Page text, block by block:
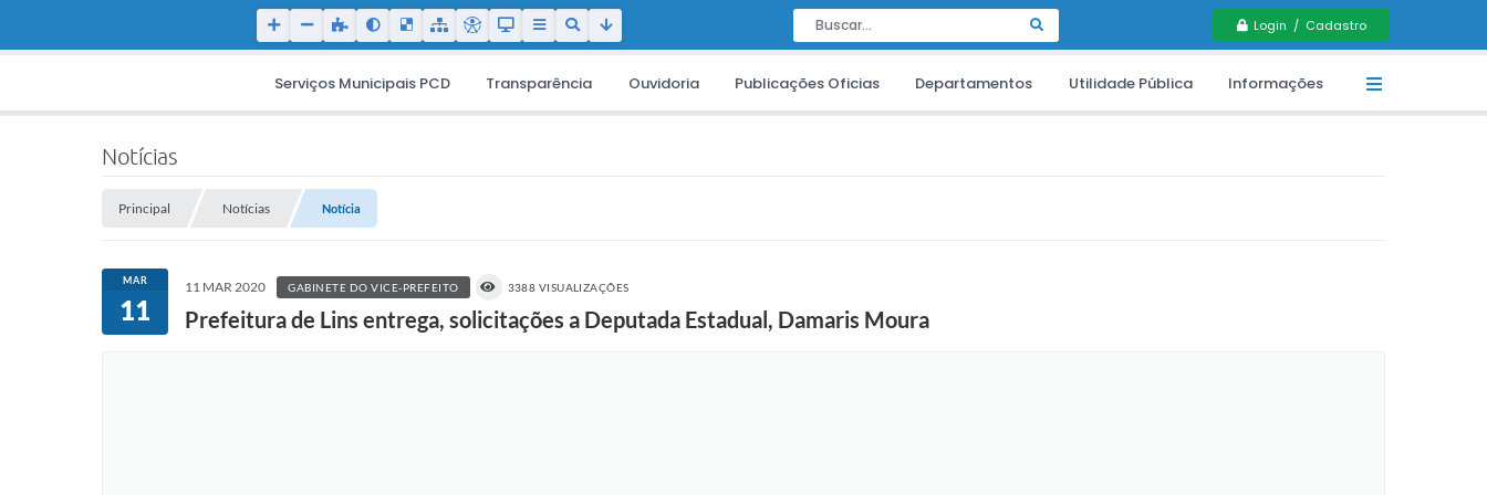
Login / Cadastro
Serviços Municipais PCD Transparência Ouvidoria Publicações Oficias Departamentos Utilidade Pública Informações
Notícias
Principal Notícias Notícia
MAR
11
11 MAR 2020 GABINETE DO VICE-PREFEITO 3388 VISUALIZAÇÕES
Prefeitura de Lins entrega, solicitações a Deputada Estadual, Damaris Moura